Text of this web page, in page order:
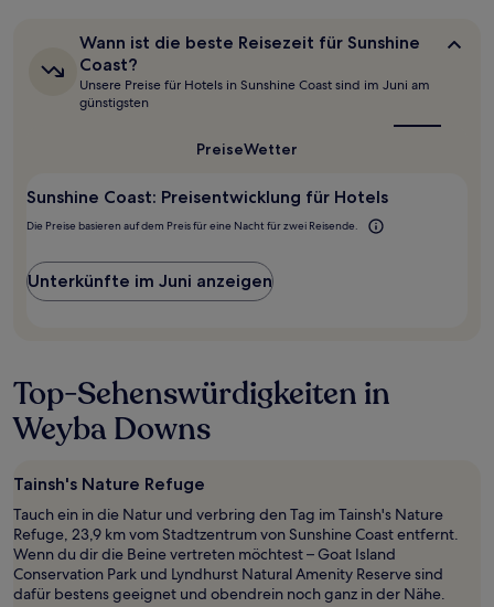
24 Stunden
Aufenthalt
2 Erwachsenen
wurde.
und
Verfügbarkeiten
können
zusätzliche
Bedingungen
Wann
ist
die
beste
Reisezeit
Wann ist die beste Reisezeit für Sunshine
Coast?
Unsere Preise für Hotels in Sunshine Coast sind im Juni am
günstigsten
PreiseWetter
Sunshine Coast: Preisentwicklung für Hotels
Die Preise basieren auf dem Preis für eine Nacht für zwei Reisende.
Unterkünfte im Juni anzeigen
Top-Sehenswürdigkeiten in
Weyba Downs
Tainsh's Nature Refuge
Tauch ein in die Natur und verbring den Tag im Tainsh's Nature
Refuge, 23,9 km vom Stadtzentrum von Sunshine Coast entfernt.
Wenn du dir die Beine vertreten möchtest – Goat Island
Conservation Park und Lyndhurst Natural Amenity Reserve sind
dafür bestens geeignet und obendrein noch ganz in der Nähe.